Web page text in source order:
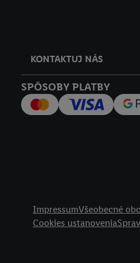
KONTAKTUJ NÁS
SPÔSOBY PLATBY
ImpressumVšeobecné
Cookies ustanovenia